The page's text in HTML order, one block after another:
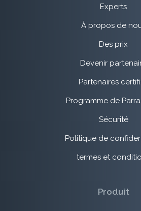
Experts
À propos de
Des prix
Devenir
Partenaires
Programme de
Sécurité
Politique de
termes et
Produit